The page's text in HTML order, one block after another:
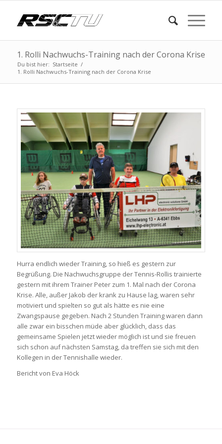
1. Rolli Nachwuchs-Training nach der Corona Krise
Du bist hier: Startseite /
1. Rolli Nachwuchs-Training nach der Corona Krise
Hurra endlich wieder Training, so hieß es gestern zur
Begrüßung. Die Nachwuchsgruppe der Tennis-Rollis trainierte
gestern mit ihrem Trainer Peter zum 1. Mal nach der Corona
Krise. Alle, außer Jakob der krank zu Hause lag, waren sehr
motiviert und spielten so gut als hätte es nie eine
Zwangspause gegeben. Nach 2 Stunden Training waren dann
alle zwar ein bisschen müde aber glücklich, dass das
gemeinsame Spielen jetzt wieder möglich ist und sie freuen
sich schon auf nächsten Samstag, da treffen sie sich mit den
Kollegen in der Tennishalle wieder.
Bericht von Eva Höck